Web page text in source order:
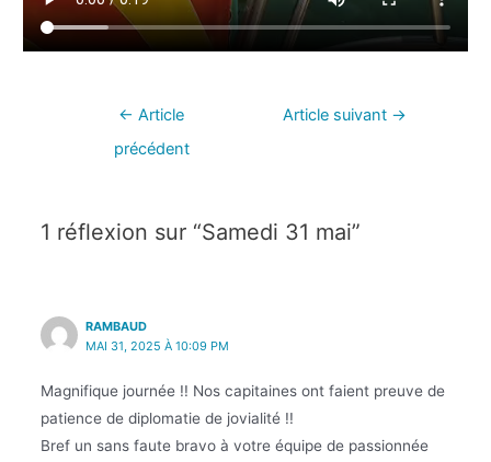
← Article
précédent
Article suivant →
1 réflexion sur “Samedi 31 mai”
RAMBAUD
MAI 31, 2025 À 10:09 PM
Magnifique journée !! Nos capitaines ont faient preuve de
patience de diplomatie de jovialité !!
Bref un sans faute bravo à votre équipe de passionnée